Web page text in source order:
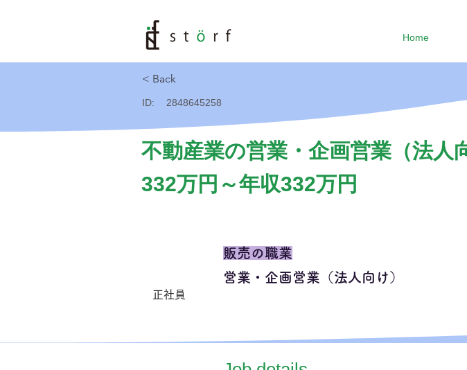
Home
< Back
ID: 2848645258
不動産業の営業・企画営業（法人
332万円～年収332万円
正社員
販売の職業
営業・企画営業（法人向け）